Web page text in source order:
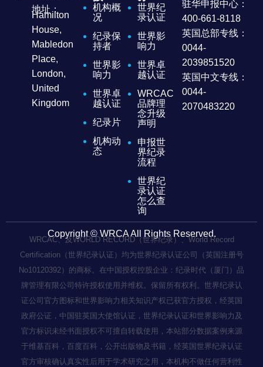
地址：
Hamilton
House,
Mabledon
Place,
London,
United
Kingdom
机构概
况
纪录保
持者
世界影
响力
世界卓
越认证
纪录片
机构动
态
世界纪
录认证
世界影
响力
世界卓
越认证
WRCAC
品牌理
念升级
声明
申报世
界纪录
流程
世界纪
录认证
怎么查
询
驻华申报中心：
400-661-8118
英国总部专线：
0044-
2039851520
英国中文专线：
0044-
2070483220
Copyright © WRCA All Rights Reserved.
WRCAC、及WORLD RECORD（世界纪录）、World Record
Certification（世界纪录认证）均为世界纪录认证公司（英国注册号
No10120392）的商标。在中国授权控股企业：纪录时代（厦门）品
牌管理有限公司特许授权使用并维权。保留所有权利。世界纪录认
证公司官方图标和世界影响力相关知识产权已获官方授权，经英国
政府公证，中国驻英国大使馆认证，世界纪录认证和世界影响力及
官方标识未经书面授权不可擅自转载使用，本站部分数据案例来源
于维基百科，百度百科，公开出版物及书籍，经英国世界纪录认证
官方审核确认真实性后用于学术研究之用，本机构不做任何营利性